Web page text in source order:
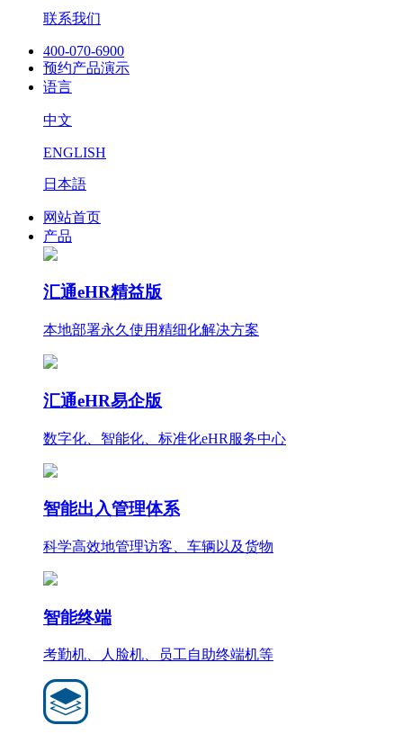
联系我们
400-070-6900
预约产品演示
语言
中文
ENGLISH
日本語
网站首页
产品
汇通eHR精益版
本地部署永久使用精细化解决方案
汇通eHR易企版
数字化、智能化、标准化eHR服务中心
智能出入管理体系
科学高效地管理访客、车辆以及货物
智能终端
考勤机、人脸机、员工自助终端机等